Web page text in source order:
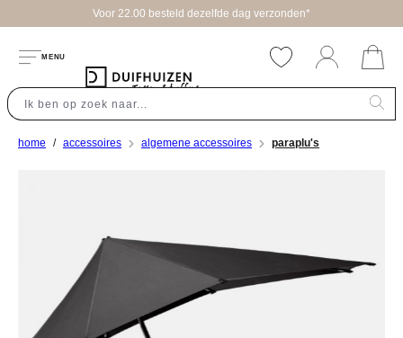
Voor 22.00 besteld dezelfde dag verzonden*
MENU
home accessoires algemene accessoires paraplu's